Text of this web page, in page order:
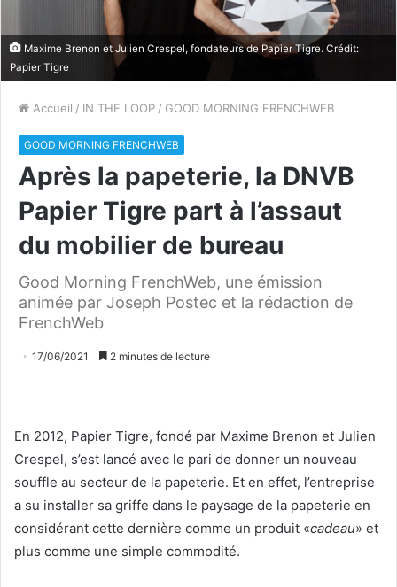
Maxime Brenon et Julien Crespel, fondateurs de Papier Tigre. Crédit:
Papier Tigre
Accueil / IN THE LOOP / GOOD MORNING FRENCHWEB
GOOD MORNING FRENCHWEB
Après la papeterie, la DNVB
Papier Tigre part à l’assaut
du mobilier de bureau
Good Morning FrenchWeb, une émission
animée par Joseph Postec et la rédaction de
FrenchWeb
17/06/2021 2 minutes de lecture
En 2012, Papier Tigre, fondé par Maxime Brenon et Julien
Crespel, s’est lancé avec le pari de donner un nouveau
souffle au secteur de la papeterie. Et en effet, l’entreprise
a su installer sa griffe dans le paysage de la papeterie en
considérant cette dernière comme un produit «cadeau» et
plus comme une simple commodité.